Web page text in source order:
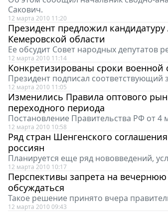
Сакович.
12 марта 2010 11:20
Президент предложил кандидатуру
Кемеровской области
Ее обсудит Совет народных депутатов
12 марта 2010 11:14
Конкретизированы сроки военной
Президент подписал соответствующий
12 марта 2010 11:05
Изменились Правила оптового
переходного периода
Постановление Правительства РФ от 4
12 марта 2010 10:58
Ряд стран Шенгенского
россиян
Планируется еще ряд нововведений,
12 марта 2010 10:17
Перспективы запрета на
обсуждаться
Такое решение принято вчера
12 марта 2010 09:43